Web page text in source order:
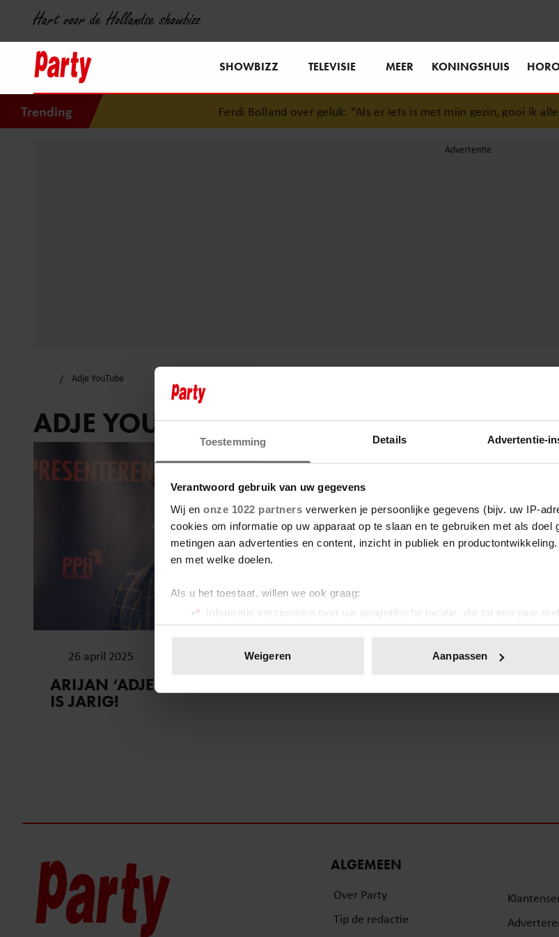
Toestemming Details Advertentie-
Verantwoord gebruik van uw gegevens
Wij en onze 1022 partners verwerken je persoonlijke gegevens (bijv. uw IP-
cookies om informatie op uw apparaat op te slaan en te gebruiken met als doel
metingen aan advertenties en content, inzicht in publiek en
en met welke doelen.
Als u het toestaat, willen we ook graag:
Informatie verzamelen over uw geografische locatie, die tot een paar
Uw apparaat identificeren door het actief te scannen op specifieke
toestemming op elk moment wijzigen of intrekken in de Cookieverklaring.
Weigeren Aanpassen
Hart voor de Hollandse showbizz
SHOWBIZZ TELEVISIE MEER KONINGSHUIS
Trending Ferdi Bolland over geluk: “Als er iets is met mijn gezin, gooi ik alles
Adje YouTube
ADJE YOUTUBE
26 april 2025
ARIJAN ‘ADJE’ VAN BAVEL (46)
IS JARIG!
ALGEMEEN
Over Party
Tip de redactie